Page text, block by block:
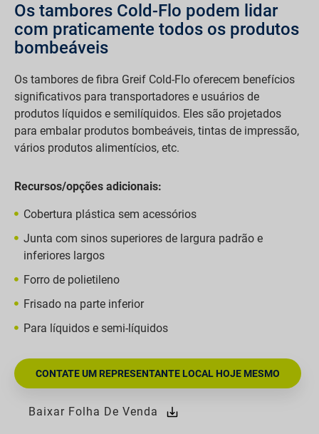
Os tambores Cold-Flo podem lidar
com praticamente todos os produtos
bombeáveis
Os tambores de fibra Greif Cold-Flo oferecem benefícios
significativos para transportadores e usuários de
produtos líquidos e semilíquidos. Eles são projetados
para embalar produtos bombeáveis, tintas de impressão,
vários produtos alimentícios, etc.
Recursos/opções adicionais:
Cobertura plástica sem acessórios
Junta com sinos superiores de largura padrão e
inferiores largos
Forro de polietileno
Frisado na parte inferior
Para líquidos e semi-líquidos
CONTATE UM REPRESENTANTE LOCAL HOJE MESMO
Baixar Folha De Venda